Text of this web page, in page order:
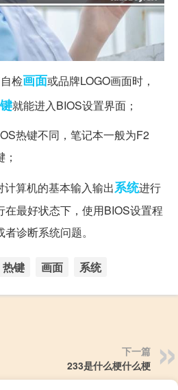
检画面或品牌LOGO画面时，
就能进入BIOS设置界面；
热键不同，笔记本一般为F2
算机的基本输入输出系统进行
最好状态下，使用BIOS设置程
诊断系统问题。
热键 画面 系统
下一篇
233是什么梗什么梗